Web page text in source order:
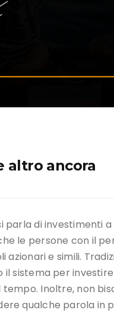
altro ancora
parla di investimenti a
le persone con il
azionari e simili.
il sistema per
Inoltre, non
qualche parola in